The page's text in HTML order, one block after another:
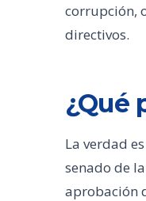
corrupción,
directivos.
¿Qué
La verdad
senado de
aprobación